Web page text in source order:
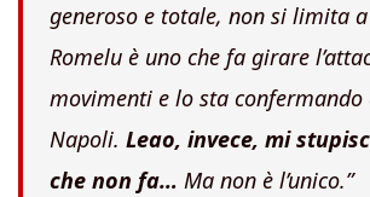
generoso e totale, non si limita a
Romelu è uno che fa girare
movimenti e lo sta confermando
Napoli. Leao, invece, mi
che non fa… Ma non è l’unico.”